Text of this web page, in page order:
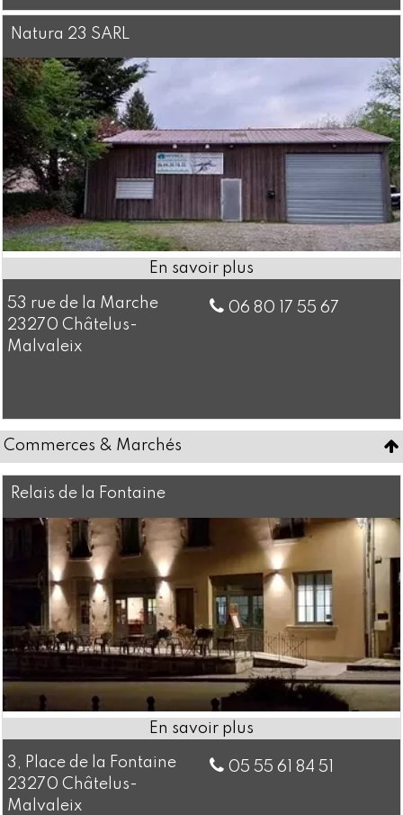
Natura 23 SARL
53 rue de la Marche
23270 Châtelus-
Malvaleix
06 80 17 55 67
Commerces & Marchés
Relais de la Fontaine
3, Place de la Fontaine
23270 Châtelus-
Malvaleix
05 55 61 84 51